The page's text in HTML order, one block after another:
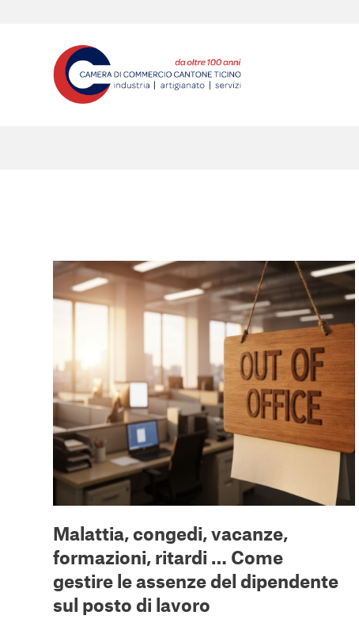
Malattia, congedi, vacanze,
formazioni, ritardi … Come
gestire le assenze del dipendente
sul posto di lavoro